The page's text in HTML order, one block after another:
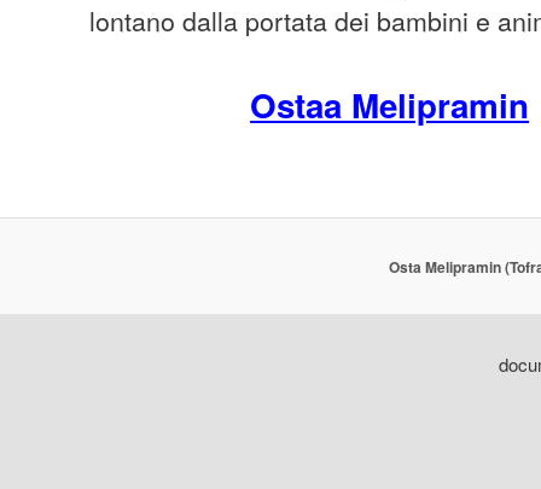
lontano dalla portata dei bambini e
Ostaa Melipramin
Osta Melipramin